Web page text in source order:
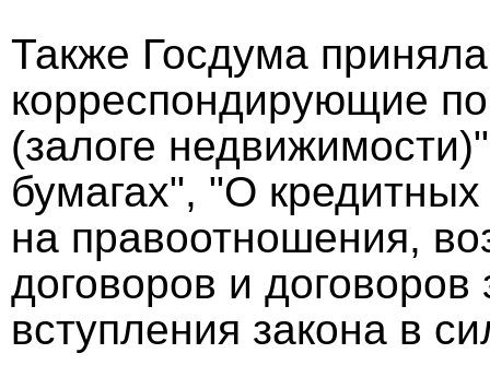
Также Госдума
корреспондирующие
(залоге
бумагах", "О
на правоотношения,
договоров и
вступления закона в